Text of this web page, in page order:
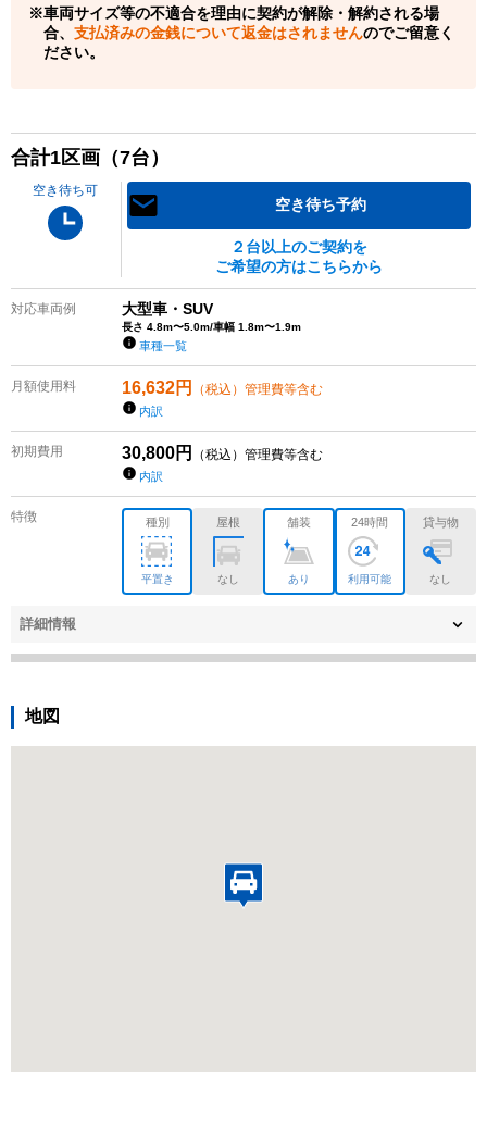
車両サイズ等の不適合を理由に契約が解除・解約される場
合、 支払済みの金銭について返金はされませんのでご留意く
ださい。
合計1区画（7台）
空き待ち可
空き待ち予約
２台以上のご契約を
ご希望の方はこちらから
対応車両例 大型車・SUV
長さ 4.8m〜5.0m/車幅 1.8m〜1.9m
車種一覧
月額使用料 16,632円 （税込）管理費等含む
内訳
初期費用 30,800円 （税込）管理費等含む
内訳
特徴 種別
平置き
屋根
なし
舗装
あり
24時間
利用可能
貸与物
なし
詳細情報
地図